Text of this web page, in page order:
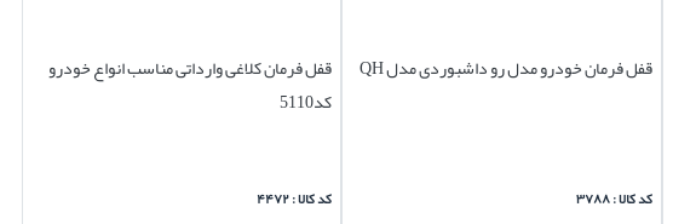
قفل فرمان خودرو مدل رو داشبوردی مدل QH
کد کالا : ۳۷۸۸
قفل فرمان کلاغی وارداتی مناسب انواع خودرو
کد5110
کد کالا : ۴۴۷۲